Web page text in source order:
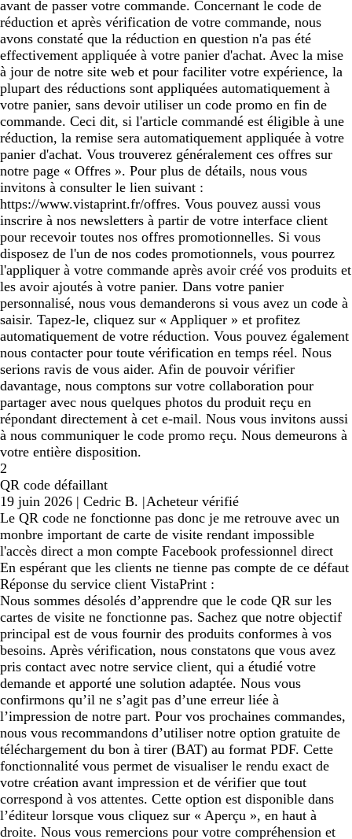
avant de passer votre commande. Concernant le code de
réduction et après vérification de votre commande, nous
avons constaté que la réduction en question n'a pas été
effectivement appliquée à votre panier d'achat. Avec la mise
à jour de notre site web et pour faciliter votre expérience, la
plupart des réductions sont appliquées automatiquement à
votre panier, sans devoir utiliser un code promo en fin de
commande. Ceci dit, si l'article commandé est éligible à une
réduction, la remise sera automatiquement appliquée à votre
panier d'achat. Vous trouverez généralement ces offres sur
notre page « Offres ». Pour plus de détails, nous vous
invitons à consulter le lien suivant :
https://www.vistaprint.fr/offres. Vous pouvez aussi vous
inscrire à nos newsletters à partir de votre interface client
pour recevoir toutes nos offres promotionnelles. Si vous
disposez de l'un de nos codes promotionnels, vous pourrez
l'appliquer à votre commande après avoir créé vos produits et
les avoir ajoutés à votre panier. Dans votre panier
personnalisé, nous vous demanderons si vous avez un code à
saisir. Tapez-le, cliquez sur « Appliquer » et profitez
automatiquement de votre réduction. Vous pouvez également
nous contacter pour toute vérification en temps réel. Nous
serions ravis de vous aider. Afin de pouvoir vérifier
davantage, nous comptons sur votre collaboration pour
partager avec nous quelques photos du produit reçu en
répondant directement à cet e-mail. Nous vous invitons aussi
à nous communiquer le code promo reçu. Nous demeurons à
votre entière disposition.
2
QR code défaillant
19 juin 2026 | Cedric B. |Acheteur vérifié
Le QR code ne fonctionne pas donc je me retrouve avec un
monbre important de carte de visite rendant impossible
l'accès direct a mon compte Facebook professionnel direct
En espérant que les clients ne tienne pas compte de ce défaut
Réponse du service client VistaPrint :
Nous sommes désolés d’apprendre que le code QR sur les
cartes de visite ne fonctionne pas. Sachez que notre objectif
principal est de vous fournir des produits conformes à vos
besoins. Après vérification, nous constatons que vous avez
pris contact avec notre service client, qui a étudié votre
demande et apporté une solution adaptée. Nous vous
confirmons qu’il ne s’agit pas d’une erreur liée à
l’impression de notre part. Pour vos prochaines commandes,
nous vous recommandons d’utiliser notre option gratuite de
téléchargement du bon à tirer (BAT) au format PDF. Cette
fonctionnalité vous permet de visualiser le rendu exact de
votre création avant impression et de vérifier que tout
correspond à vos attentes. Cette option est disponible dans
l’éditeur lorsque vous cliquez sur « Aperçu », en haut à
droite. Nous vous remercions pour votre compréhension et